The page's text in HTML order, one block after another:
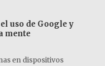
uso de Google y
mente
en dispositivos